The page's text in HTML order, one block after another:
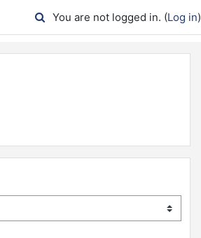
You are not logged in. (Log in)